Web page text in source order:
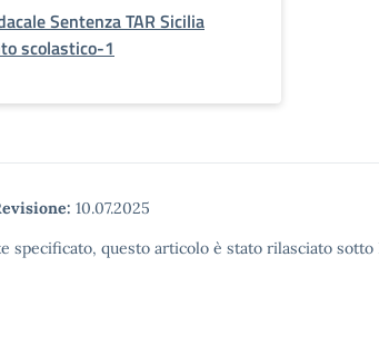
Sentenza TAR Sicilia
scolastico-1
10.07.2025
specificato, questo articolo è stato rilasciato